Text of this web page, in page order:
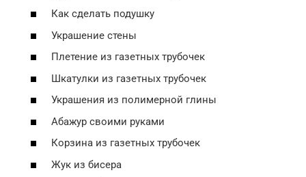
Как сделать подушку
Украшение стены
Плетение из газетных трубочек
Шкатулки из газетных трубочек
Украшения из полимерной глины
Абажур своими руками
Корзина из газетных трубочек
Жук из бисера